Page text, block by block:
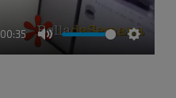
00:35